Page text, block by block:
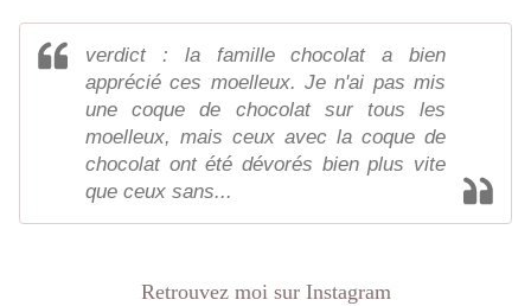
verdict : la famille chocolat a bien
apprécié ces moelleux. Je n'ai pas mis
une coque de chocolat sur tous les
moelleux, mais ceux avec la coque de
chocolat ont été dévorés bien plus vite
que ceux sans...
Retrouvez moi sur Instagram